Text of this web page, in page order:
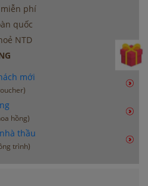
phí
quốc
NTD
mới
hồng)
thầu
trình)